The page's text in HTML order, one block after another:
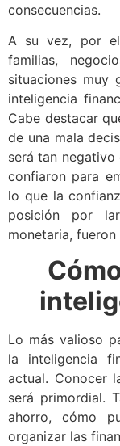
consecuencias.
A su vez, por
familias,
situaciones muy
inteligencia
Cabe destacar
de una mala
será tan
confiaron para
lo que la
posición por
monetaria,
Lo más valioso
la inteligencia
actual. Conocer
será primordial.
ahorro, cómo
organizar las